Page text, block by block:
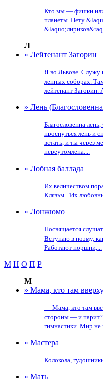
Кто мы — фишки или
планеты. Нету
Л
» Лейтенант Загорин
Я во Львове. Служу
лепных соборах.
лейтенант Загорин.
» Лень
Благословенна
проснуться лень и
встать, и ты через
переутомлена....
» Лобная баллада
Их величеством
Клязьм. "Их
» Лонжюмо
Посвящается
Вступаю в поэму,
Работают поршни,...
М Н О П Р
М
» Мама, кто там
— Мама, кто там
стороны — и
гимнастики. Мир не
» Мастера
Колокола,
» Мать